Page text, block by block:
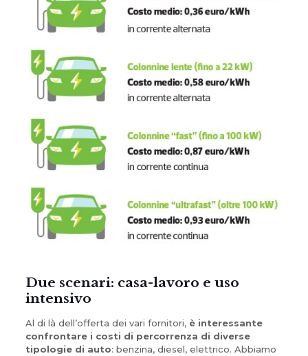
Due scenari: casa-lavoro e uso
intensivo
Al di là dell’offerta dei vari fornitori, è interessante
confrontare i costi di percorrenza di diverse
tipologie di auto: benzina, diesel, elettrico. Abbiamo